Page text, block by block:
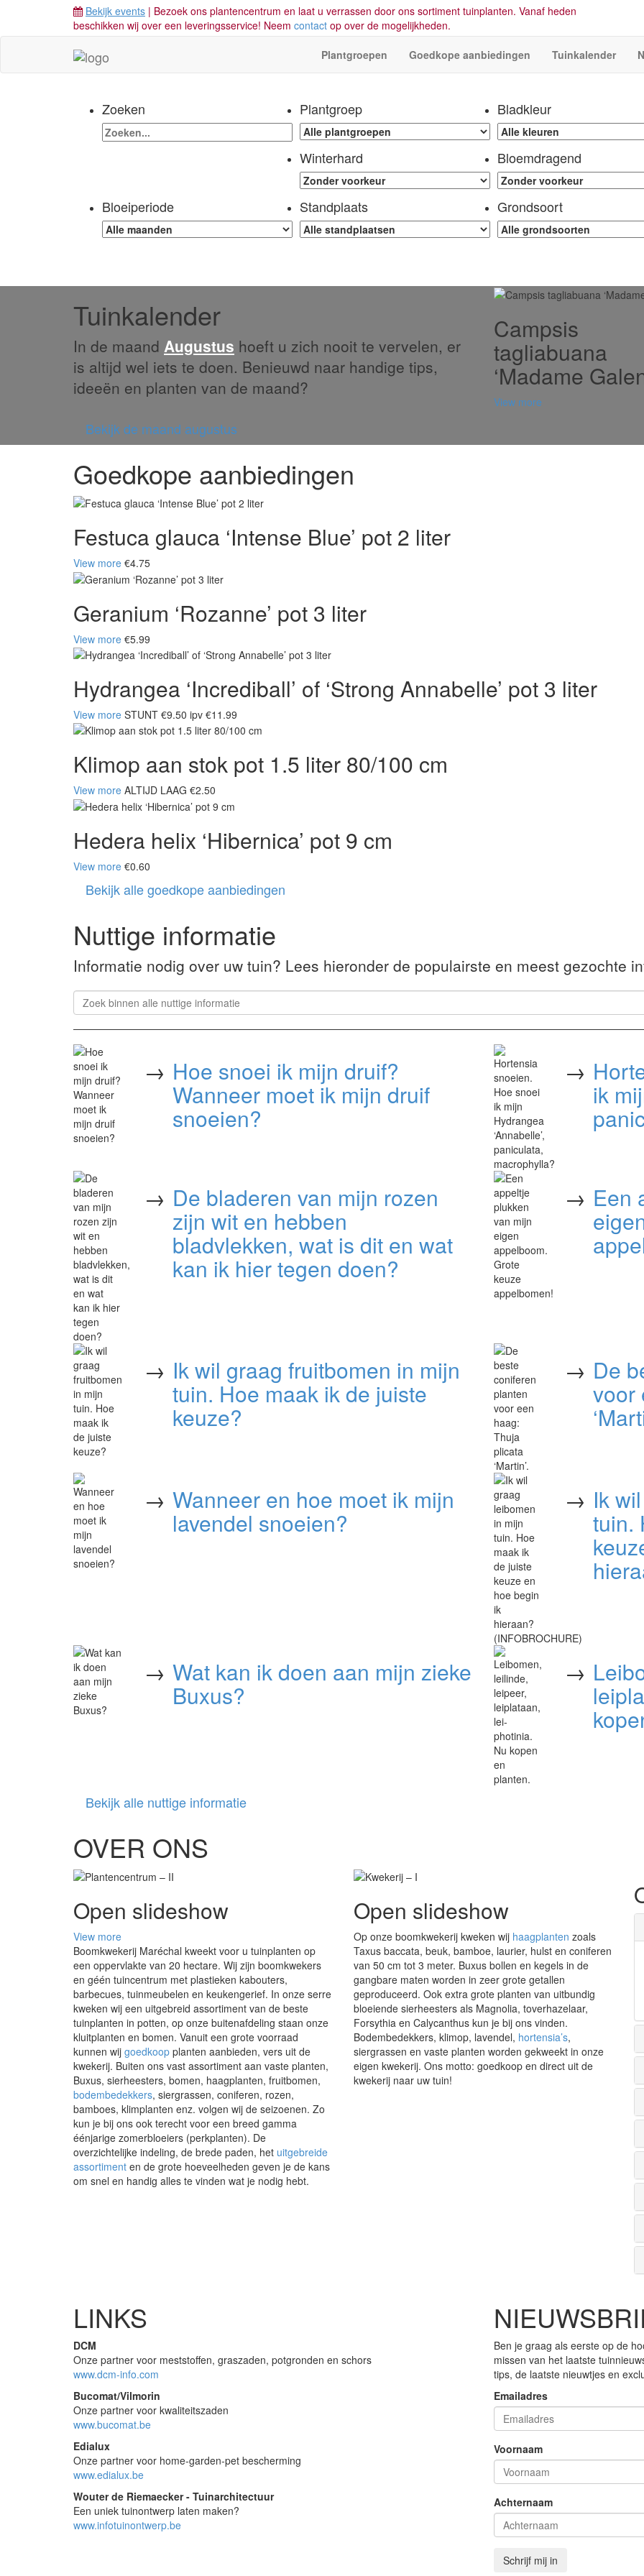
Bekijk events | Bezoek ons plantencentrum en laat u verrassen door ons sortiment tuinplanten. Vanaf heden
beschikken wij over een leveringsservice! Neem contact op over de mogelijkheden.
Plantgroepen Goedkope aanbiedingen Tuinkalender
Zoeken Plantgroep Bladkleur
Winterhard Bloemdragend
Bloeiperiode Standplaats Grondsoort
Tuinkalender
In de maand Augustus hoeft u zich nooit te vervelen, er
is altijd wel iets te doen. Benieuwd naar handige tips,
ideeën en planten van de maand?
Bekijk de maand augustus
Campsis
tagliabuana
‘Madame
View more
Goedkope aanbiedingen
Festuca glauca ‘Intense Blue’ pot 2 liter
View more €4.75
Geranium ‘Rozanne’ pot 3 liter
View more €5.99
Hydrangea ‘Incrediball’ of ‘Strong Annabelle’ pot 3 liter
View more STUNT €9.50 ipv €11.99
Klimop aan stok pot 1.5 liter 80/100 cm
View more ALTIJD LAAG €2.50
Hedera helix ‘Hibernica’ pot 9 cm
View more €0.60
Bekijk alle goedkope aanbiedingen
Nuttige informatie
Informatie nodig over uw tuin? Lees hieronder de populairste en meest gezochte
→ Hoe snoei ik mijn druif?
Wanneer moet ik mijn druif
snoeien?
→
ik
→ De bladeren van mijn rozen
zijn wit en hebben
bladvlekken, wat is dit en wat
kan ik hier tegen doen?
→ Een
→ Ik wil graag fruitbomen in mijn
tuin. Hoe maak ik de juiste
keuze?
→ De
voor
→ Wanneer en hoe moet ik mijn
lavendel snoeien?
→ Ik
tuin.
→ Wat kan ik doen aan mijn zieke
Buxus?
→
Bekijk alle nuttige informatie
OVER ONS
Open slideshow
View more
Boomkwekerij Maréchal kweekt voor u tuinplanten op
een oppervlakte van 20 hectare. Wij zijn boomkwekers
en géén tuincentrum met plastieken kabouters,
barbecues, tuinmeubelen en keukengerief. In onze serre
kweken wij een uitgebreid assortiment van de beste
tuinplanten in potten, op onze buitenafdeling staan onze
kluitplanten en bomen. Vanuit een grote voorraad
kunnen wij goedkoop planten aanbieden, vers uit de
kwekerij. Buiten ons vast assortiment aan vaste planten,
Buxus, sierheesters, bomen, haagplanten, fruitbomen,
bodembedekkers, siergrassen, coniferen, rozen,
bamboes, klimplanten enz. volgen wij de seizoenen. Zo
kun je bij ons ook terecht voor een breed gamma
éénjarige zomerbloeiers (perkplanten). De
overzichtelijke indeling, de brede paden, het uitgebreide
assortiment en de grote hoeveelheden geven je de kans
om snel en handig alles te vinden wat je nodig hebt.
Open slideshow
Op onze boomkwekerij kweken wij haagplanten zoals
Taxus baccata, beuk, bamboe, laurier, hulst en coniferen
van 50 cm tot 3 meter. Buxus bollen en kegels in de
gangbare maten worden in zeer grote getallen
geproduceerd. Ook extra grote planten van uitbundig
bloeiende sierheesters als Magnolia, toverhazelaar,
Forsythia en Calycanthus kun je bij ons vinden.
Bodembedekkers, klimop, lavendel, hortensia’s,
siergrassen en vaste planten worden gekweekt in onze
eigen kwekerij. Ons motto: goedkoop en direct uit de
kwekerij naar uw tuin!
LINKS
DCM
Onze partner voor meststoffen, graszaden, potgronden en schors
www.dcm-info.com
Bucomat/Vilmorin
Onze partner voor kwaliteitszaden
www.bucomat.be
Edialux
Onze partner voor home-garden-pet bescherming
www.edialux.be
Wouter de Riemaecker - Tuinarchitectuur
Een uniek tuinontwerp laten maken?
www.infotuinontwerp.be
Ben je graag als eerste op de
missen van het laatste
tips, de laatste nieuwtjes en
Emailadres
Voornaam
Achternaam
Schrijf mij in